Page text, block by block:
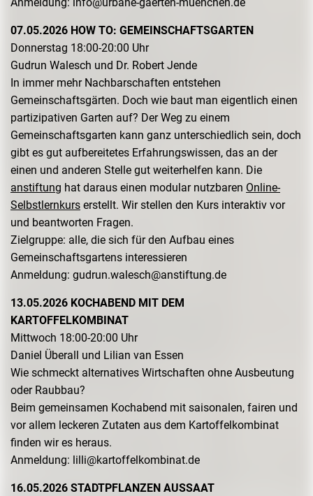
Anmeldung: info@urbane-gaerten-muenchen.de
07.05.2026 HOW TO: GEMEINSCHAFTSGARTEN
Donnerstag 18:00-20:00 Uhr
Gudrun Walesch und Dr. Robert Jende
In immer mehr Nachbarschaften entstehen
Gemeinschaftsgärten. Doch wie baut man eigentlich einen
partizipativen Garten auf? Der Weg zu einem
Gemeinschaftsgarten kann ganz unterschiedlich sein, doch
gibt es gut aufbereitetes Erfahrungswissen, das an der
einen und anderen Stelle gut weiterhelfen kann. Die
anstiftung hat daraus einen modular nutzbaren Online-
Selbstlernkurs erstellt. Wir stellen den Kurs interaktiv vor
und beantworten Fragen.
Zielgruppe: alle, die sich für den Aufbau eines
Gemeinschaftsgartens interessieren
Anmeldung: gudrun.walesch@anstiftung.de
13.05.2026 KOCHABEND MIT DEM
KARTOFFELKOMBINAT
Mittwoch 18:00-20:00 Uhr
Daniel Überall und Lilian van Essen
Wie schmeckt alternatives Wirtschaften ohne Ausbeutung
oder Raubbau?
Beim gemeinsamen Kochabend mit saisonalen, fairen und
vor allem leckeren Zutaten aus dem Kartoffelkombinat
finden wir es heraus.
Anmeldung: lilli@kartoffelkombinat.de
16.05.2026 STADTPFLANZEN AUSSAAT